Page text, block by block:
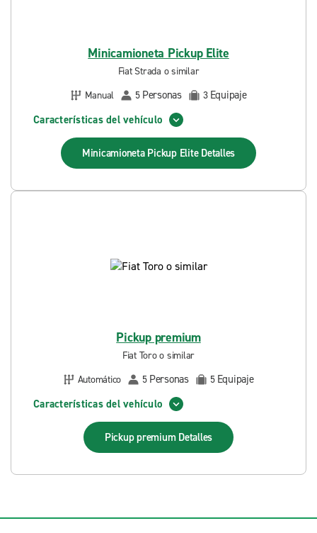
Minicamioneta Pickup Elite
Fiat Strada o similar
Manual
5 Personas 3 Equipaje
Características del vehículo
Minicamioneta Pickup Elite Detalles
Pickup premium
Fiat Toro o similar
Automático
5 Personas 5 Equipaje
Características del vehículo
Pickup premium Detalles